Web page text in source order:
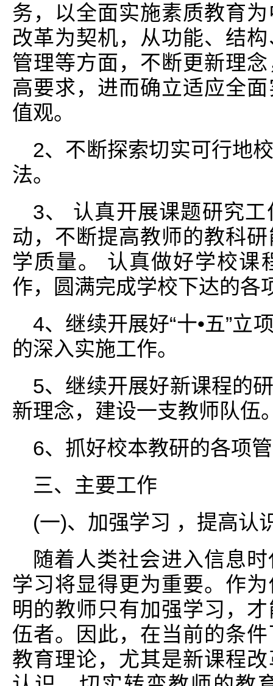
务，以全面实施素质教育
改革为契机，从功能、结
管理等方面，不断更新理
高要求，进而确立适应全
值观。
2、不断探索切实可行地
法。
3、 认真开展课题研究
动，不断提高教师的教科
学质量。 认真做好学校课
作，圆满完成学校下达的各
4、继续开展好“十•五”立
的深入实施工作。
5、继续开展好新课程的
新理念，建设一支教师队伍
6、抓好校本教研的各项
三、主要工作
(一)、加强学习 ，提高认
随着人类社会进入信息
学习将显得更为重要。作
明的教师只有加强学习，
伍者。因此，在当前的条
教育理论，尤其是新课程